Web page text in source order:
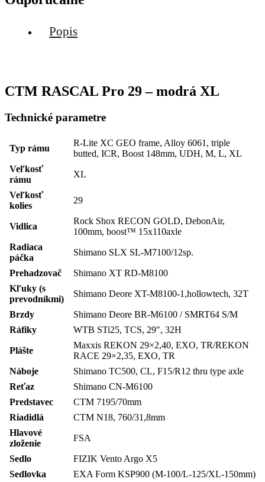
Popis
CTM RASCAL Pro 29 – modrá XL
Technické parametre
Typ rámu
R-Lite XC GEO frame, Alloy 6061, triple
butted, ICR, Boost 148mm, UDH, M, L, XL
Veľkosť
rámu
XL
Veľkosť
kolies
29
Vidlica
Rock Shox RECON GOLD, DebonAir,
100mm, boost™ 15x110axle
Radiaca
páčka
Shimano SLX SL-M7100/12sp.
Prehadzovač
Shimano XT RD-M8100
Kľuky (s
prevodníkmi)
Shimano Deore XT-M8100-1,hollowtech, 32T
Brzdy
Shimano Deore BR-M6100 / SMRT64 S/M
Ráfiky
WTB STi25, TCS, 29″, 32H
Plášte
Maxxis REKON 29×2,40, EXO, TR/REKON
RACE 29×2,35, EXO, TR
Náboje
Shimano TC500, CL, F15/R12 thru type axle
Reťaz
Shimano CN-M6100
Predstavec
CTM 7195/70mm
Riadidlá
CTM N18, 760/31,8mm
Hlavové
zloženie
FSA
Sedlo
FIZIK Vento Argo X5
Sedlovka
EXA Form KSP900 (M-100/L-125/XL-150mm)